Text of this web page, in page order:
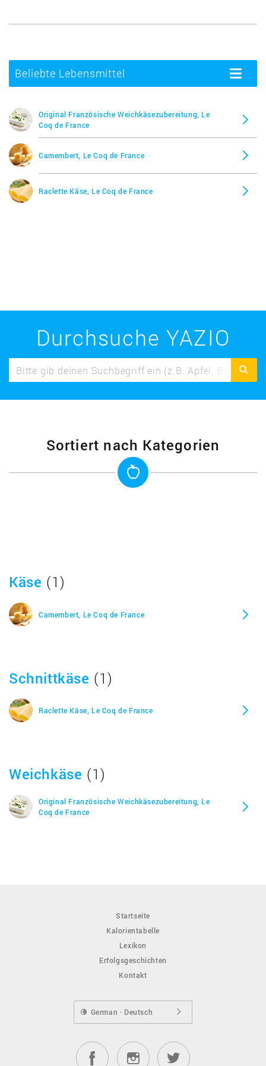
Beliebte Lebensmittel
Toggle
Original Französische Weichkäsezubereitung, Le
Coq de France
Camembert, Le Coq de France
Raclette Käse, Le Coq de France
Durchsuche YAZIO
Sortiert nach Kategorien
Käse (1)
Camembert, Le Coq de France
Schnittkäse (1)
Raclette Käse, Le Coq de France
Weichkäse (1)
Original Französische Weichkäsezubereitung, Le
Coq de France
Startseite
Kalorientabelle
Lexikon
Erfolgsgeschichten
Kontakt
German · Deutsch